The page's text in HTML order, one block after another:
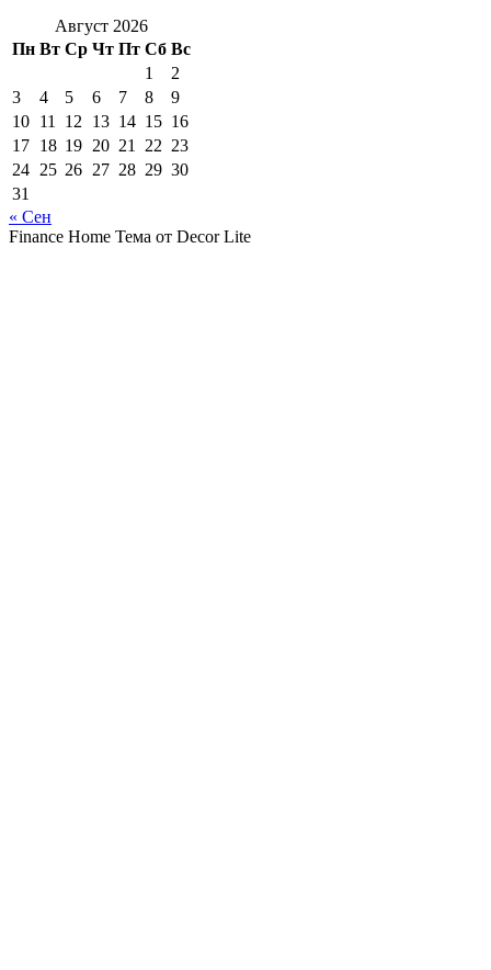
Август 2026
Пн Вт Ср Чт Пт Сб Вс
1
2
3
4 5 6 7 8
9
10 11 12 13 14 15 16
17 18 19 20 21 22 23
24 25 26 27 28 29 30
31
« Сен
Finance Home Тема от Decor Lite